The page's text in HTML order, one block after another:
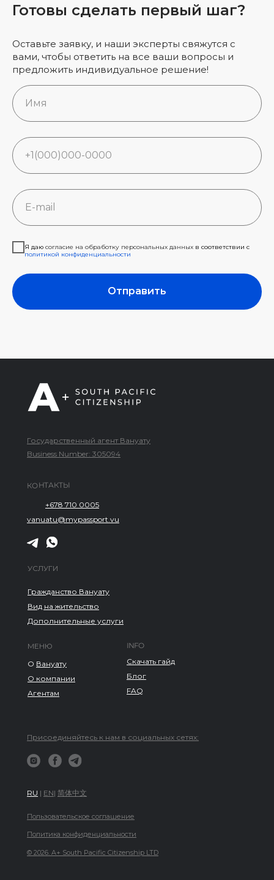
Готовы сделать первый шаг?
Оставьте заявку, и наши эксперты свяжутся с
вами, чтобы ответить на все ваши вопросы и
предложить индивидуальное решение!
Я даю согласие на обработку персональных данных в соответствии c
политикой конфиденциальности
Отправить
О Вануату
О компании
Агентам
МЕНЮ
Скачать гайд
Блог
FAQ
INFO
Политика конфиденциальности
Пользовательское соглашение
© 2026. A+ South Pacific Citizenship LTD
Государственный агент Вануату
Business Number: 305094
Присоединяйтесь к нам в социальных сетях:
+678 710 0005
vanuatu@mypassport.vu
КОНТАКТЫ
RU | EN| 简体中文
Гражданство Вануату
Вид на жительство
Дополнительные услуги
УСЛУГИ